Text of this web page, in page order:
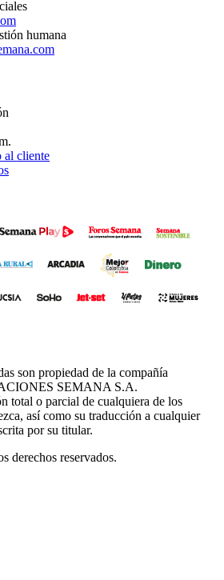
humana
al cliente
son propiedad de la compañía
SEMANA S.A.
total o parcial de cualquiera de los
así como su traducción a cualquier
por su titular.
derechos reservados.